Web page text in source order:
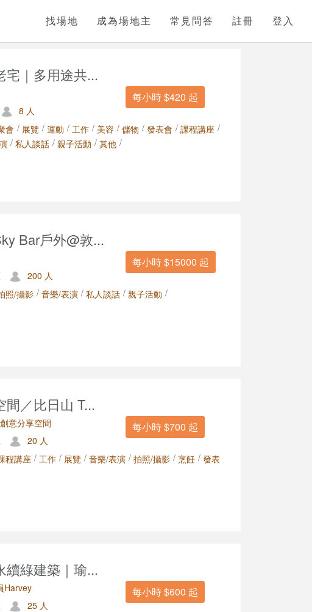
找場地 成為場地主 常見問答 註冊 登入
宅｜多用途共...
每小時 $420 起
8 人
會 / 展覽 / 運動 / 工作 / 美容 / 儲物 / 發表會 / 課程講座 /
/ 私人談話 / 親子活動 / 其他 /
Bar戶外@敦...
每小時 $15000 起
200 人
照/攝影 / 音樂/表演 / 私人談話 / 親子活動 /
間／比日山 T...
每小時 $700 起
意分享空間
20 人
程講座 / 工作 / 展覽 / 音樂/表演 / 拍照/攝影 / 烹飪 / 發表
續綠建築｜瑜...
每小時 $600 起
Harvey
25 人